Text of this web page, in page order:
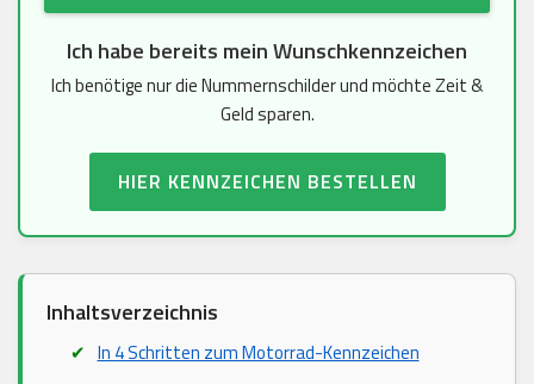
Ich habe bereits mein Wunschkennzeichen
Ich benötige nur die Nummernschilder und möchte Zeit &
Geld sparen.
HIER KENNZEICHEN BESTELLEN
Inhaltsverzeichnis
In 4 Schritten zum Motorrad-Kennzeichen